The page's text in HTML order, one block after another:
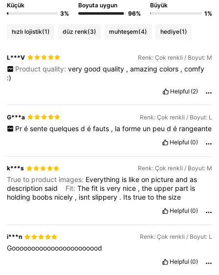
2.6M Takipçiler
2.6M Takipçiler
4,77 2.6M Takipçiler
Küçük
3%
Boyuta uygun
96%
Büyük
1%
hızlı lojistik(1) düz renk(3) muhteşem(4) hediye(1)
L***V Renk: Çok renkli / Boyut: M
Product quality: very good quality , amazing colors , comfy
:)
Helpful (2)
G***a Renk: Çok renkli / Boyut: L
Pr é sente quelques d é fauts , la forme un peu d é rangeante
Helpful (0)
k***s Renk: Çok renkli / Boyut: M
True to product images: Everything is likeon pictureandas
descriptionsaid Fit:Thefit isvery nice ,the upper part is
holding boobs nicely , isntslippery . Itstruetothesize
Helpful (0)
i***n Renk: Çok renkli / Boyut: L
Gooooooooooooooooooooood
Helpful (0)